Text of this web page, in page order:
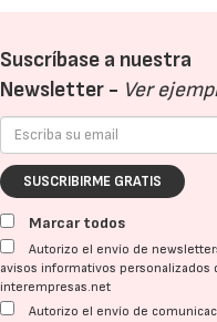
Suscríbase a nuestra
Newsletter - Ver
SUSCRIBIRME GRATIS
Marcar todos
Autorizo el envío de
avisos informativos personalizados
interempresas.net
Autorizo el envío de